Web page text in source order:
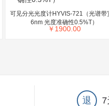
可见分光光度计HYVIS-721（光谱带
6nm 光度准确性0.5%T）
￥ 1900.00
退